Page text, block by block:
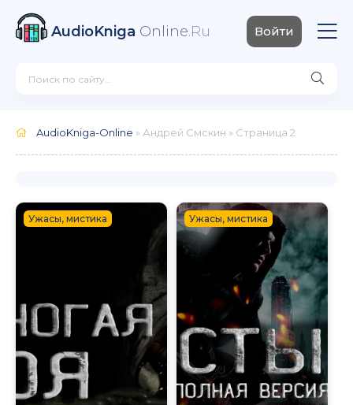
AudioKniga Online.Ru Войти
AudioKniga-Online » Андрей Смскин » Страница 2
Ужасы, мистика Ужасы, мистика